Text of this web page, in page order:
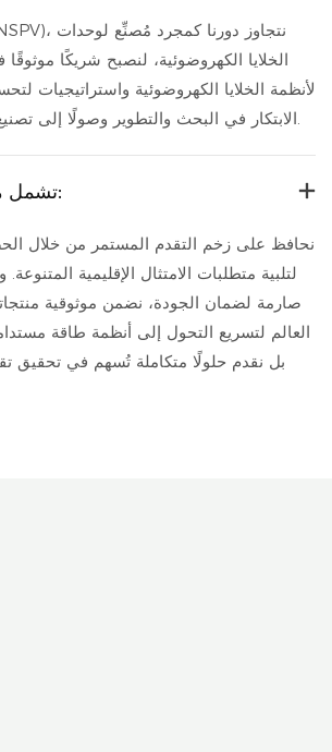
الخلايا الكهروضوئية، لنصبح شريكًا موثوقًا
لأنظمة الخلايا الكهروضوئية واستراتيجيات
تشمل مجموعة منتجاتنا على سبيل المثال لا الحصر:
نحافظ على زخم التقدم المستمر من خلال
صارمة لضمان الجودة، نضمن موثوقية
العالم لتسريع التحول إلى أنظمة طاقة
بل نقدم حلولًا متكاملة تُسهم في